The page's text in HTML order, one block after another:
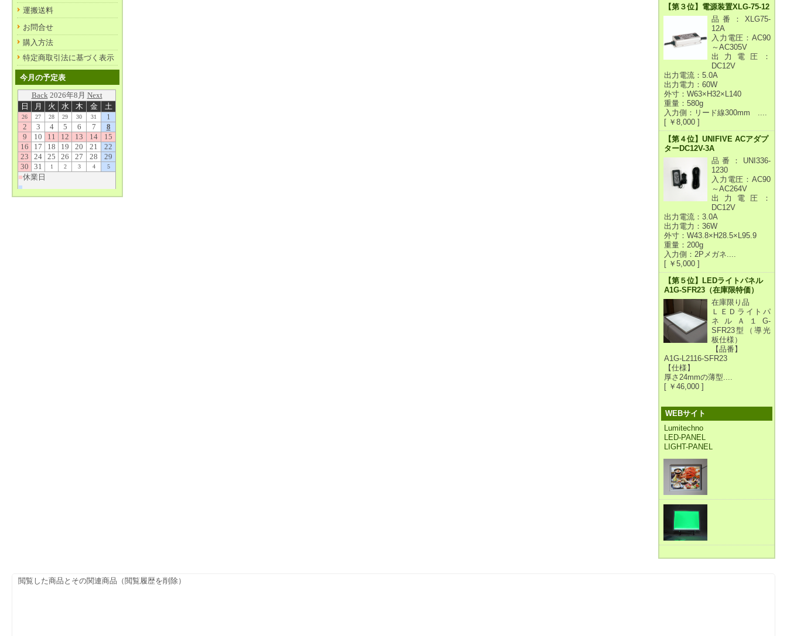
運搬送料
お問合せ
購入方法
特定商取引法に基づく表示
今月の予定表
【第３位】電源装置XLG-75-12
品番：XLG75-
12A
入力電圧：AC90
～AC305V
出力電圧：
DC12V
出力電流：5.0A
出力電力：60W
外寸：W63×H32×L140
重量：580g
入力側：リード線300mm ....
[ ￥8,000 ]
【第４位】UNIFIVE ACアダプ
ターDC12V-3A
品番：UNI336-
1230
入力電圧：AC90
～AC264V
出力電圧：
DC12V
出力電流：3.0A
出力電力：36W
外寸：W43.8×H28.5×L95.9
重量：200g
入力側：2Pメガネ....
[ ￥5,000 ]
【第５位】LEDライトパネル
A1G-SFR23（在庫限特価）
在庫限り品
ＬＥＤライトパ
ネルＡ１G-
SFR23型（導光
板仕様）
【品番】
A1G-L2116-SFR23
【仕様】
厚さ24mmの薄型....
[ ￥46,000 ]
WEBサイト
Lumitechno
LED-PANEL
LIGHT-PANEL